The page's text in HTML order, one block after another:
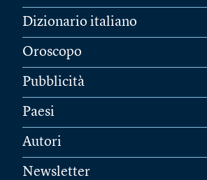
Dizionario italiano
Oroscopo
Pubblicità
Paesi
Autori
Newsletter